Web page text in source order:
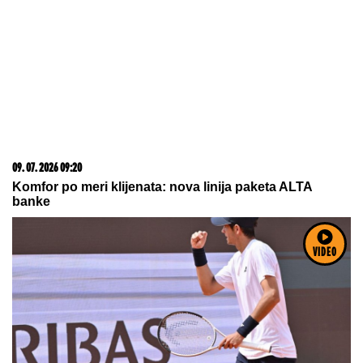
VIDEO
izgleda kao žuljevi"
Gorko je zažalila zbog estetske
da se ulepša, a rezultat je bio
potpuno suprotan!